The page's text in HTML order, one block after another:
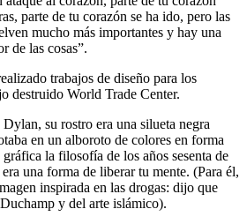
parte de tu corazón se ha ido, pero las
mucho más importantes y hay una
de las cosas”.
trabajos de diseño para los
destruido World Trade Center.
su rostro era una silueta negra
en un alboroto de colores en forma
la filosofía de los años sesenta de
una forma de liberar tu mente. (Para él,
inspirada en las drogas: dijo que
y del arte islámico).